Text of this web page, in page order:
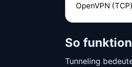
OpenVPN (TCP)
So
Tunneling